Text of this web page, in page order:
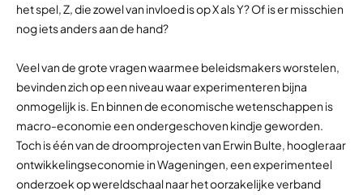
het spel, Z, die zowel van invloed is op X als Y? Of is er misschien
nog iets anders aan de hand?
Veel van de grote vragen waarmee beleidsmakers worstelen,
bevinden zich op een niveau waar experimenteren bijna
onmogelijk is. En binnen de economische wetenschappen is
macro-economie een ondergeschoven kindje geworden.
Toch is één van de droomprojecten van Erwin Bulte, hoogleraar
ontwikkelingseconomie in Wageningen, een experimenteel
onderzoek op wereldschaal naar het oorzakelijke verband